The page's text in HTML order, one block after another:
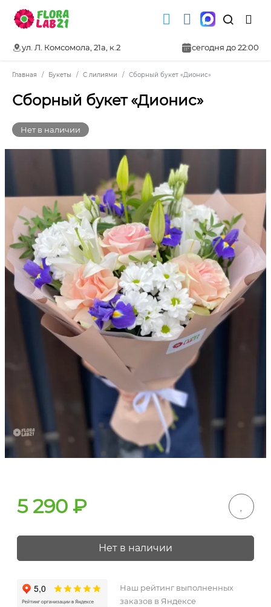
ул. Л. Комсомола, 21а, к.2 сегодня до 22:00
Главная Букеты С лилиями Сборный букет «Дионис»
Сборный букет «Дионис»
Нет в наличии
5 290 ₽
Нет в наличии
Наш рейтинг выполненных
заказов в Яндексе